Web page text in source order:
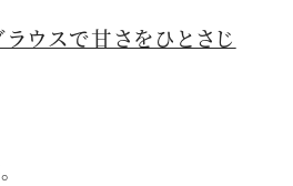
ウスで甘さをひとさじ